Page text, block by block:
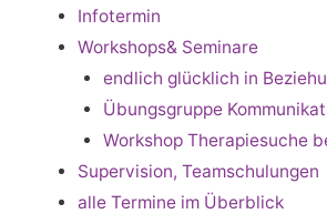
Infotermin
Workshops& Seminare
endlich glücklich in
Übungsgruppe
Workshop Therapiesuche
Supervision, Teamschulungen
alle Termine im Überblick